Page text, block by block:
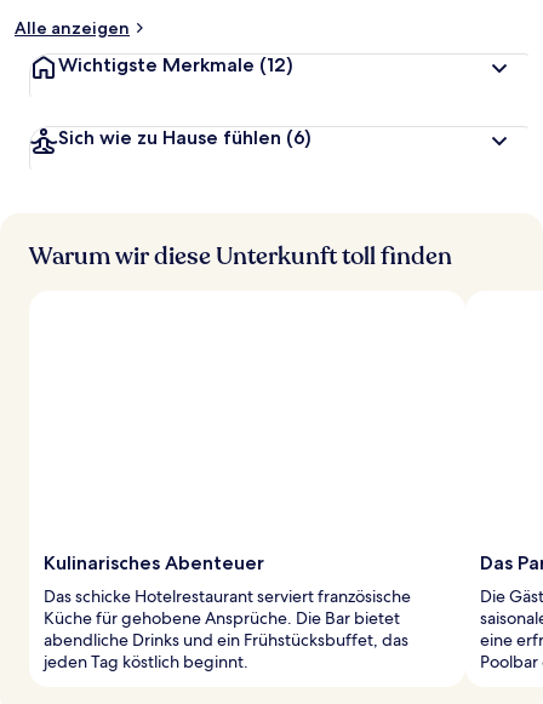
Alle anzeigen
Wichtigste Merkmale (12)
Sich wie zu Hause fühlen (6)
Warum wir diese Unterkunft toll finden
Kulinarisches Abenteuer
Das schicke Hotelrestaurant serviert französische
Küche für gehobene Ansprüche. Die Bar bietet
abendliche Drinks und ein Frühstücksbuffet, das
jeden Tag köstlich beginnt.
Das
Die
eine